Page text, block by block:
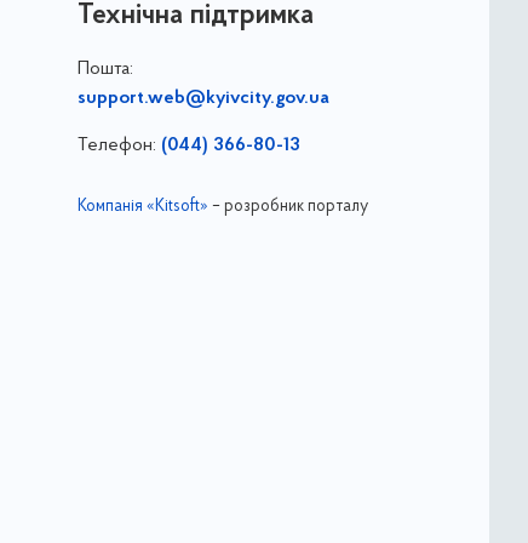
Технічна підтримка
Пошта:
support.web@kyivcity.gov.ua
Телефон: (044) 366-80-13
Компанія «Kitsoft» – розробник порталу